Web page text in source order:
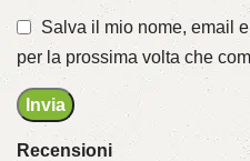
Recensioni
Salva il mio nome, email
per la prossima volta che